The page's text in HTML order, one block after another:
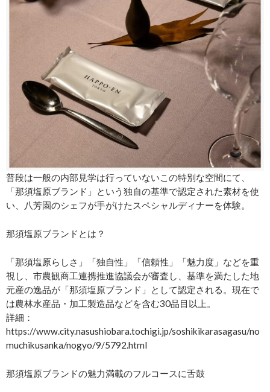
普段は一般の内部見学は行っていないこの特別な空間にて、
「那須塩原ブランド」という独自の基準で認定された素材を使
い、八芳園のシェフが手がけたスペシャルディナーを体験。
那須塩原ブランドとは？
「那須塩原らしさ」「独自性」「信頼性」「魅力度」などを重
視し、市農観商工連携推進協議会が審査し、基準を満たした地
元産の逸品が「那須塩原ブランド」として認定される。現在で
は農林水産品・加工製造品などを含む30品目以上。
詳細：
https://www.city.nasushiobara.tochigi.jp/soshikikarasagasu/no
muchikusanka/nogyo/9/5792.html
那須塩原ブランドの魅力満載のフルコースに舌鼓